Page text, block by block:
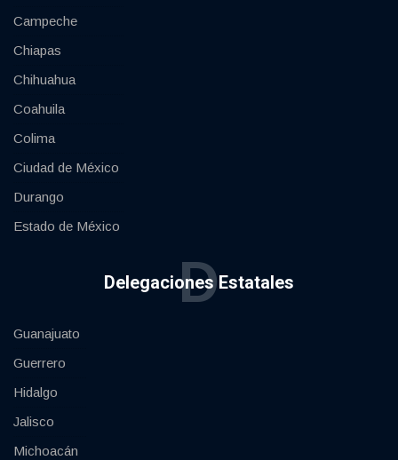
Campeche
Chiapas
Chihuahua
Coahuila
Colima
Ciudad de México
Durango
Estado de México
Delegaciones Estatales
D
Guanajuato
Guerrero
Hidalgo
Jalisco
Michoacán